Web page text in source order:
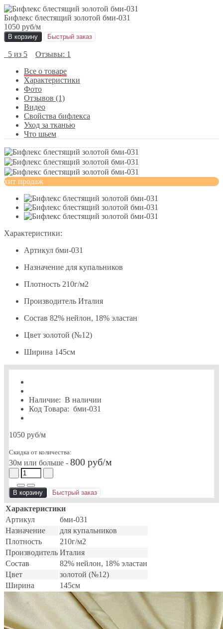
Бифлекс блестящий золотой бми-031
1050 руб/м
В корзину Быстрый заказ
5 из 5
Отзывы: 1
Все о товаре
Характеристики
Фото
Отзывов (1)
Видео
Свойства бифлекса
Уход за тканью
Что шьем
хит продаж
Характеристики:
Артикул бми-031
Назначение для купальников
Плотность 210г/м2
Производитель Италия
Состав 82% нейлон, 18% эластан
Цвет золотой (№12)
Ширина 145см
Наличие: В наличии
Код Товара: бми-031
1050 руб/м
Скидка от количества:
30м или больше - 800 руб/м
В корзину Быстрый заказ
Характеристики
Артикул
бми-031
Назначение
для купальников
Плотность
210г/м2
Производитель Италия
Состав
82% нейлон, 18% эластан
Цвет
золотой (№12)
Ширина
145см